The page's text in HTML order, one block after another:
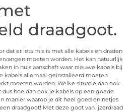
draadgoot.
dat er iets mis is met alle kabels en draden
moeten worden. Het kan natuurlijk
in huis aanschaft waar nieuwe kabels bij
kabels allemaal geïnstalleerd moeten
moeten worden. Welke situatie dan ook
dus hoe dan ook je kabels op een goede
manier waarop je dit heel goed en netjes
draadgoot! Met deze goot van ijzerdraad